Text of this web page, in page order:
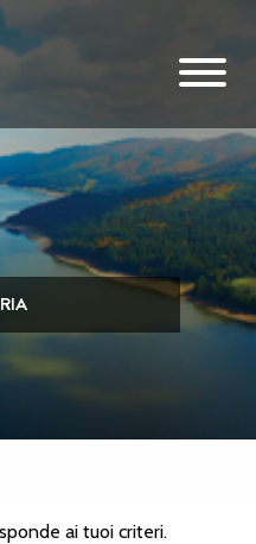
ai tuoi criteri.